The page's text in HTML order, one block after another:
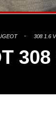
308 1.6